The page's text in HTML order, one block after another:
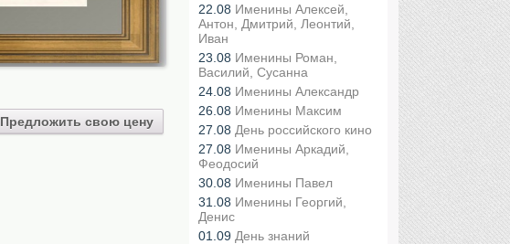
Предложить свою цену
22.08 Именины Алексей,
Антон, Дмитрий, Леонтий,
Иван
23.08 Именины Роман,
Василий, Сусанна
24.08 Именины Александр
26.08 Именины Максим
27.08 День российского кино
27.08 Именины Аркадий,
Феодосий
30.08 Именины Павел
31.08 Именины Георгий,
Денис
01.09 День знаний